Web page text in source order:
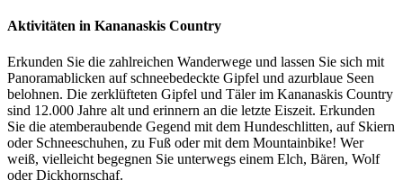
Aktivitäten in Kananaskis Country
Erkunden Sie die zahlreichen Wanderwege und lassen Sie sich mit
Panoramablicken auf schneebedeckte Gipfel und azurblaue Seen
belohnen. Die zerklüfteten Gipfel und Täler im Kananaskis Country
sind 12.000 Jahre alt und erinnern an die letzte Eiszeit. Erkunden
Sie die atemberaubende Gegend mit dem Hundeschlitten, auf Skiern
oder Schneeschuhen, zu Fuß oder mit dem Mountainbike! Wer
weiß, vielleicht begegnen Sie unterwegs einem Elch, Bären, Wolf
oder Dickhornschaf.